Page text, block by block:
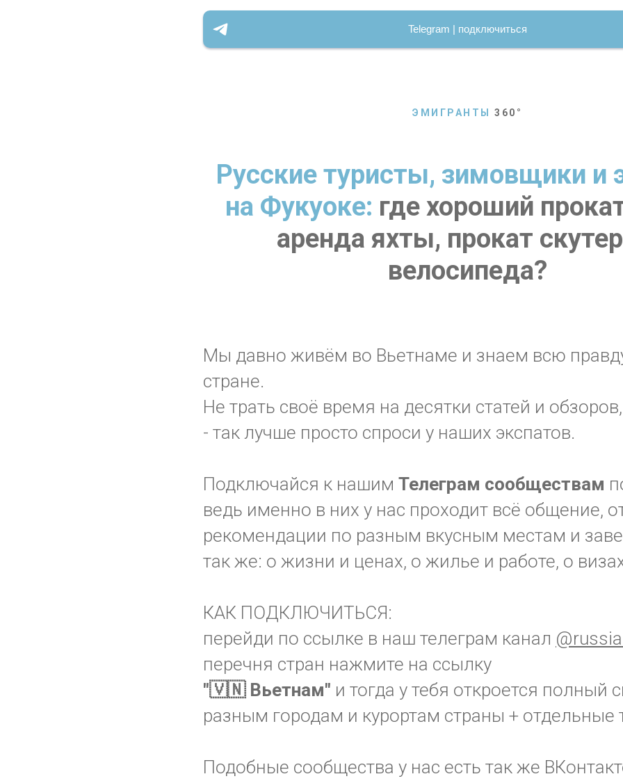
Telegram | подключиться
ЭМИГРАНТЫ 360 °
Русские туристы, зимовщики и
на Фукуоке: где хороший
аренда яхты, прокат
велосипеда?
Мы давно живём во Вьетнаме и знаем всю
стране.
Не трать своё время на десятки статей и
- так лучше просто спроси у наших экспатов.
Подключайся к нашим Телеграм сообществам
ведь именно в них у нас проходит всё общение,
рекомендации по разным вкусным местам и
так же: о жизни и ценах, о жилье и работе, о
КАК ПОДКЛЮЧИТЬСЯ:
перейди по ссылке в наш телеграм канал
перечня стран нажмите на ссылку
"🇻🇳 Вьетнам" и тогда у тебя откроется полный
разным городам и курортам страны + отдельные
Подобные сообщества у нас есть так же